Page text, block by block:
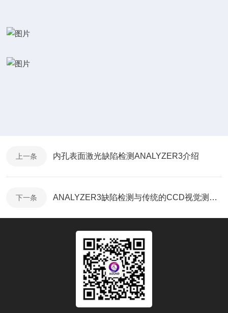
上一条 内孔表面激光缺陷检测ANALYZER3介绍
下一条 ANALYZER3缺陷检测与传统的CCD视觉测量的区别